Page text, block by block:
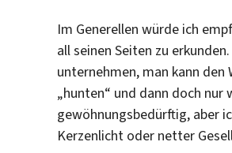
Im Generellen würde ich
all seinen Seiten zu
unternehmen, man kann
„hunten“ und dann doch nur
gewöhnungsbedürftig, aber
Kerzenlicht oder netter